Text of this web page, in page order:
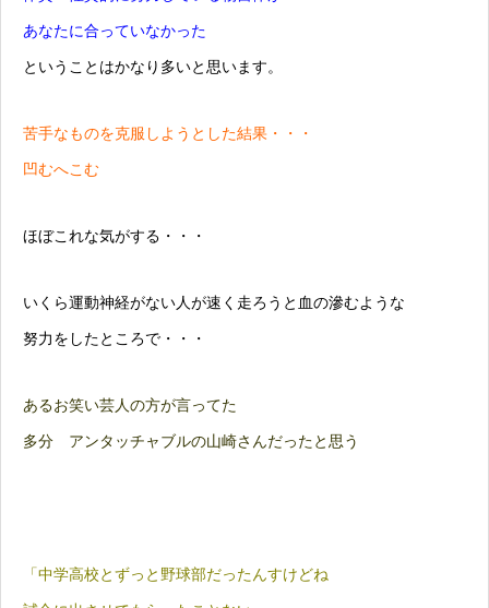
あなたに合っていなかった
ということはかなり多いと思います。
苦手なものを克服しようとした結果・・・
凹むへこむ
ほぼこれな気がする・・・
いくら運動神経がない人が速く走ろうと血の滲むような
努力をしたところで・・・
あるお笑い芸人の方が言ってた
多分 アンタッチャブルの山崎さんだったと思う
「中学高校とずっと野球部だったんすけどね